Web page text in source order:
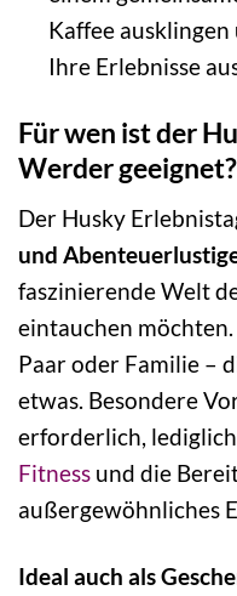
Kaffee ausklingen
Ihre Erlebnisse
Für wen ist der
Werder geeignet?
Der Husky
und
faszinierende Welt
eintauchen
Paar oder Familie –
etwas. Besondere
erforderlich,
Fitness und die
außergewöhnliches
Ideal auch als